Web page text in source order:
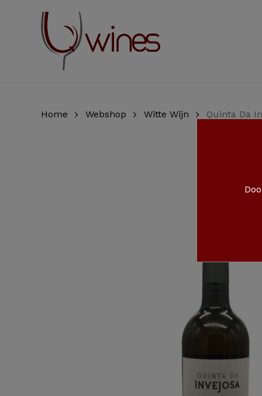
Home Webshop Witte Wijn Quinta Da